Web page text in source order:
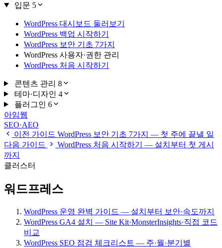
입문 5
WordPress 대시보드 둘러보기
WordPress 백업 시작하기
WordPress 보안 기초 7가지
WordPress 사용자·권한 관리
WordPress 처음 시작하기
콘텐츠 관리 8
테마·디자인 4
플러그인 6
아임웹
SEO·AEO
이전 가이드 WordPress 보안 기초 7가지 — 첫 주에 끝낼 일
다음 가이드
WordPress 처음 시작하기 — 설치부터 첫 게시
까지
클러스터
워드프레스
WordPress 운영 완벽 가이드 — 설치부터 보안·속도까지
WordPress GA4 설치 — Site Kit·MonsterInsights·직접 코드
비교
WordPress SEO 점검 체크리스트 — 주·월·분기별